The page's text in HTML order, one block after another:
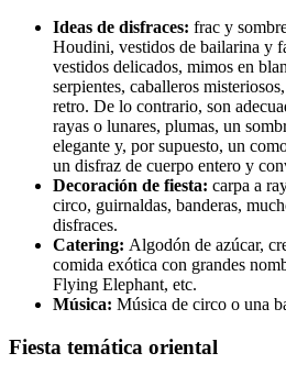
Ideas de disfraces: frac y
Houdini, vestidos de bailarina y
vestidos delicados, mimos en
serpientes, caballeros
retro. De lo contrario, son
rayas o lunares, plumas, un
elegante y, por supuesto, un
un disfraz de cuerpo entero y
Decoración de fiesta: carpa a
circo, guirnaldas, banderas,
disfraces.
Catering: Algodón de azúcar,
comida exótica con grandes
Flying Elephant, etc.
Música: Música de circo o una
Fiesta temática oriental